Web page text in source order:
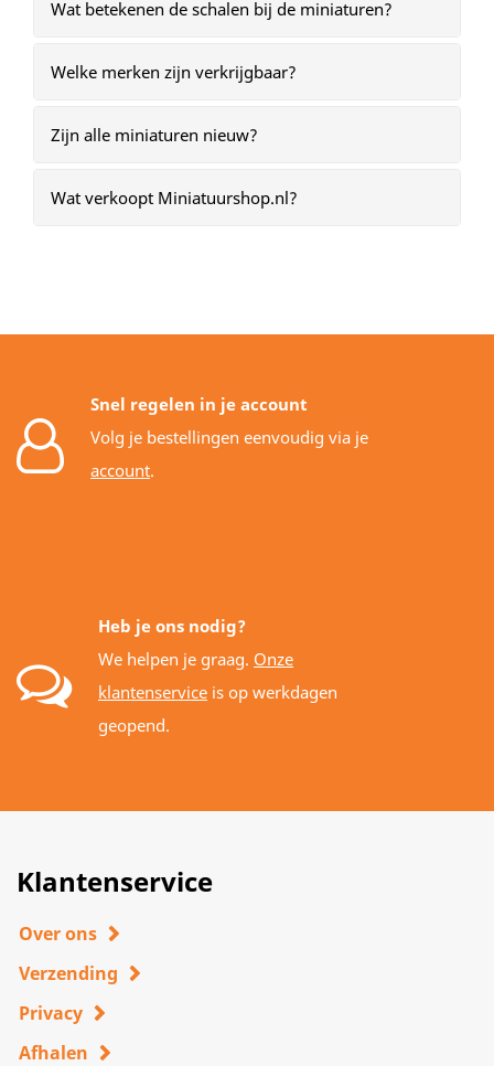
Wat betekenen de schalen bij de miniaturen?
Welke merken zijn verkrijgbaar?
Zijn alle miniaturen nieuw?
Wat verkoopt Miniatuurshop.nl?
Snel regelen in je account
Volg je bestellingen eenvoudig via je
account.
Heb je ons nodig?
We helpen je graag. Onze
klantenservice is op werkdagen
geopend.
Klantenservice
Over ons
Verzending
Privacy
Afhalen